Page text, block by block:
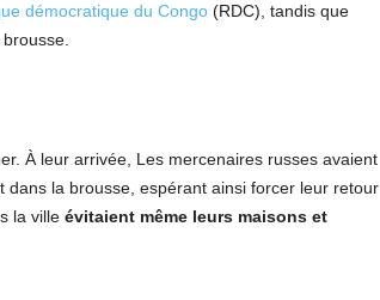
démocratique du Congo (RDC), tandis que
À leur arrivée, Les mercenaires russes avaient
la brousse, espérant ainsi forcer leur retour
la ville évitaient même leurs maisons et